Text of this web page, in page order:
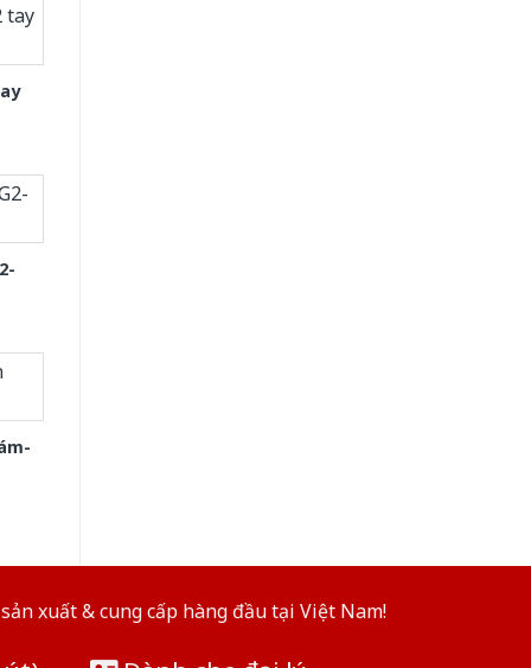
xuất & cung cấp hàng đầu tại Việt Nam!